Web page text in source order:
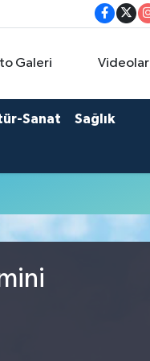
Galeri Videolar
Sanat Sağlık